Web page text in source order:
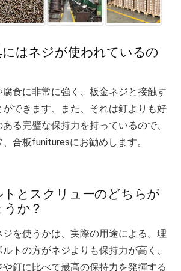
はネジが使われているの
食に非常に強く、板金ネジと接触す
ができます、また、それは釘よりも好
る完璧な保持力を持っているので、
合板funituresにお勧めします。
トとスクリューのどちらが
か？
を使うかは、実際の用途による。理
トの方がネジよりも保持力が高く、
釘に比べて最高の保持力を発揮する